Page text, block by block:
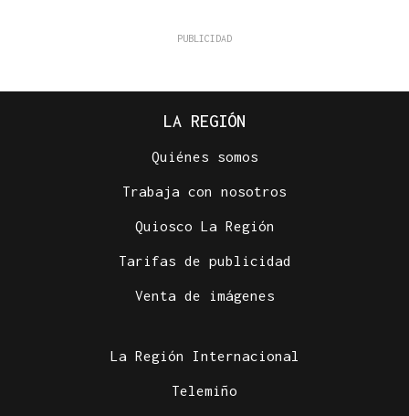
LA REGIÓN
Quiénes somos
Trabaja con nosotros
Quiosco La Región
Tarifas de publicidad
Venta de imágenes
La Región Internacional
Telemiño